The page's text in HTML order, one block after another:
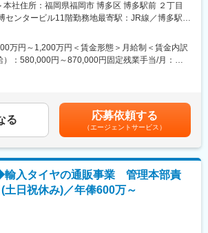
：
に革新を起こすような新たな仕組みやツールの導
務の効率化・合理化提案を通じて、事業成長にダ
れた評価制度で、半年ごとの目標設定や上長と
ク面談で、なぜこの評価なのか？がわかる状態で
ことができます。
ティングに基づき、10年連続売上NO.1※のブレン
リスリム」やサプリ「シボヘール」などヒット
岡発でEC事業を展開する企画メーカーです！中
も多く、社内のコミュニケーションが活発にな
がない開放感のあるオフィスです◎AIやツールを
いるため、スピーディーで効率よく業務を推進
健康美容ペット商材をD2Cで展開している当社の
通販における商品開発からWEB媒体における新規
、既存販促施策における、費用対効果の管理、KPI
タの分析、販促実施結果の効果・分析・改善
グ組織の構築およびチームマネジメント
さらに加速させるため、属人的ではなく組織的
構築が必要だと考えております。従来のやり方を
く大きな事業課題に対してマーケティング領域
を考え、チームを動かして行ける方と一緒に事業
本社住所：福岡県福岡市 博多区 博多駅前 ２丁目
センタービル11階勤務地最寄駅：JR線／博多駅駅
万円～1,200万円＜賃金形態＞月給制＜賃金内訳
）：580,000円～870,000円固定残業手当/月：
7月・1月）■賞与：年2回（7月・12月）■決算賞
て賃金はあくまでも目安の金額であり、選考を通
能性があります。月給(月額)は固定手当を含めた表
る 応募依頼する
（エージェントサービス）
輸入タイヤの通販事業 管理本部責
日祝休み)／年俸600万～